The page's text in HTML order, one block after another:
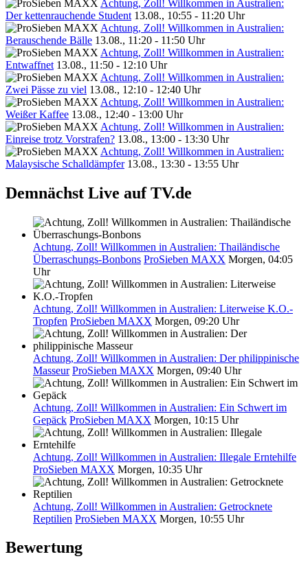
Achtung, Zoll! Willkommen in Australien:
Der kettenrauchende Student 13.08., 10:55 - 11:20 Uhr
Achtung, Zoll! Willkommen in Australien:
Berauschende Bälle 13.08., 11:20 - 11:50 Uhr
Achtung, Zoll! Willkommen in Australien:
Entwaffnet 13.08., 11:50 - 12:10 Uhr
Achtung, Zoll! Willkommen in Australien:
Zwei Pässe zu viel 13.08., 12:10 - 12:40 Uhr
Achtung, Zoll! Willkommen in Australien:
Weißer Kaffee 13.08., 12:40 - 13:00 Uhr
Achtung, Zoll! Willkommen in Australien:
Einreise trotz Vorstrafen? 13.08., 13:00 - 13:30 Uhr
Achtung, Zoll! Willkommen in Australien:
Malaysische Schalldämpfer 13.08., 13:30 - 13:55 Uhr
Demnächst Live auf TV.de
Achtung, Zoll! Willkommen in Australien: Thailändische
Überraschungs-Bonbons ProSieben MAXX Morgen, 04:05
Uhr
Achtung, Zoll! Willkommen in Australien: Literweise K.O.-
Tropfen ProSieben MAXX Morgen, 09:20 Uhr
Achtung, Zoll! Willkommen in Australien: Der philippinische
Masseur ProSieben MAXX Morgen, 09:40 Uhr
Achtung, Zoll! Willkommen in Australien: Ein Schwert im
Gepäck ProSieben MAXX Morgen, 10:15 Uhr
Achtung, Zoll! Willkommen in Australien: Illegale Erntehilfe
ProSieben MAXX Morgen, 10:35 Uhr
Achtung, Zoll! Willkommen in Australien: Getrocknete
Reptilien ProSieben MAXX Morgen, 10:55 Uhr
Bewertung